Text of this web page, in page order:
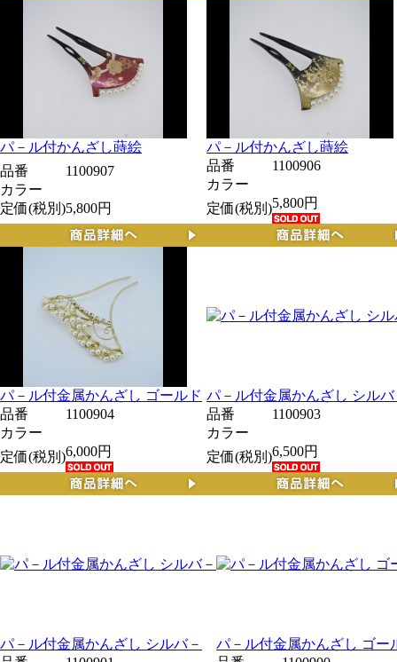
パ－ル付かんざし蒔絵
パ－ル付かんざし蒔絵
品番
1100907
カラー
定価(税別)5,800円
品番
1100906
カラー
定価(税別)5,800円
パ－ル付金属かんざし ゴールド パ－ル付金属かんざし シルバ
品番
1100904
カラー
定価(税別)6,000円
品番
1100903
カラー
定価(税別)6,500円
パ－ル付金属かんざし シルバ－
パ－ル付金属かんざし ゴー